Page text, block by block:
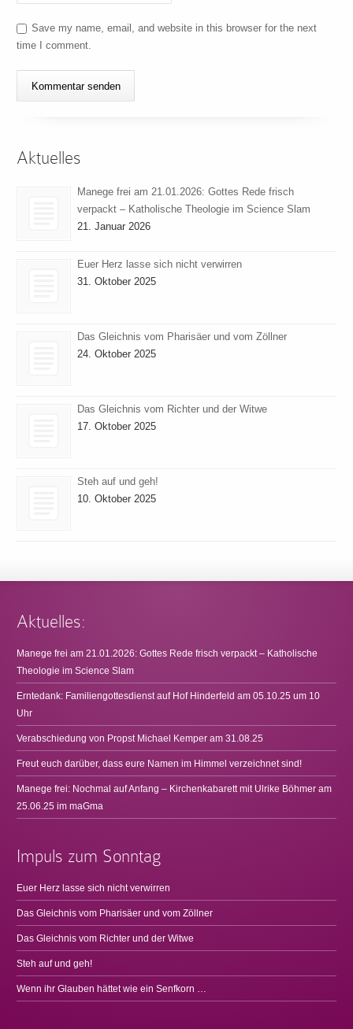
Save my name, email, and website in this browser for the next
time I comment.
Aktuelles
Manege frei am 21.01.2026: Gottes Rede frisch
verpackt – Katholische Theologie im Science Slam
21. Januar 2026
Euer Herz lasse sich nicht verwirren
31. Oktober 2025
Das Gleichnis vom Pharisäer und vom Zöllner
24. Oktober 2025
Das Gleichnis vom Richter und der Witwe
17. Oktober 2025
Steh auf und geh!
10. Oktober 2025
Aktuelles:
Manege frei am 21.01.2026: Gottes Rede frisch verpackt – Katholische
Theologie im Science Slam
Erntedank: Familiengottesdienst auf Hof Hinderfeld am 05.10.25 um 10
Uhr
Verabschiedung von Propst Michael Kemper am 31.08.25
Freut euch darüber, dass eure Namen im Himmel verzeichnet sind!
Manege frei: Nochmal auf Anfang – Kirchenkabarett mit Ulrike Böhmer am
25.06.25 im maGma
Impuls zum Sonntag
Euer Herz lasse sich nicht verwirren
Das Gleichnis vom Pharisäer und vom Zöllner
Das Gleichnis vom Richter und der Witwe
Steh auf und geh!
Wenn ihr Glauben hättet wie ein Senfkorn …